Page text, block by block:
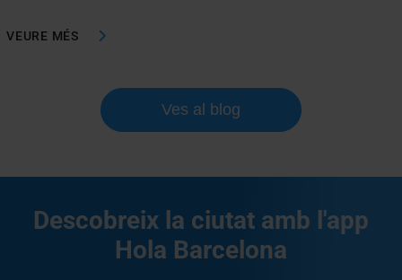
VEURE MÉS
Ves al blog
Descobreix la ciutat amb l'app
Hola Barcelona